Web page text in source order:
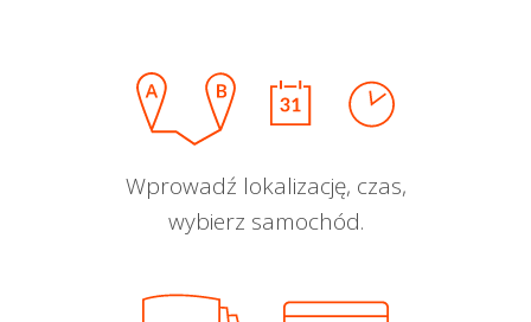
Wprowadź lokalizację, czas,
wybierz samochód.